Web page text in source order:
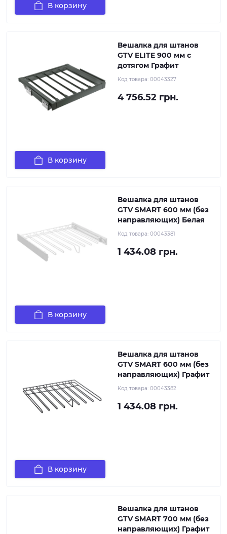
В корзину
Вешалка для штанов
GTV ELITE 900 мм с
дотягом Графит
Код товара: 00043327
4 756.52 грн.
В корзину
Вешалка для штанов
GTV SMART 600 мм (без
направляющих) Белая
Код товара: 00043381
1 434.08 грн.
В корзину
Вешалка для штанов
GTV SMART 600 мм (без
направляющих) Графит
Код товара: 00043382
1 434.08 грн.
В корзину
Вешалка для штанов
GTV SMART 700 мм (без
направляющих) Графит